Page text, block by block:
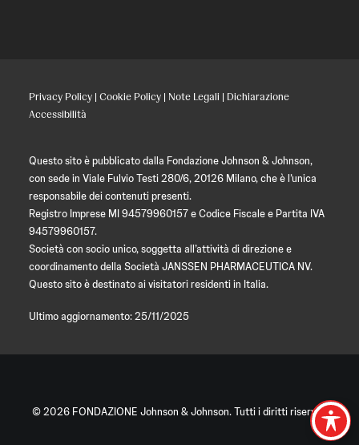
Privacy Policy | Cookie Policy | Note Legali | Dichiarazione
Accessibilità
Questo sito è pubblicato dalla Fondazione Johnson & Johnson,
con sede in Viale Fulvio Testi 280/6, 20126 Milano, che è l’unica
responsabile dei contenuti presenti.
Registro Imprese MI 94579960157 e Codice Fiscale e Partita IVA
94579960157.
Società con socio unico, soggetta all’attività di direzione e
coordinamento della Società JANSSEN PHARMACEUTICA NV.
Questo sito è destinato ai visitatori residenti in Italia.
Ultimo aggiornamento: 25/11/2025
© 2026 FONDAZIONE Johnson & Johnson. Tutti i diritti riservati